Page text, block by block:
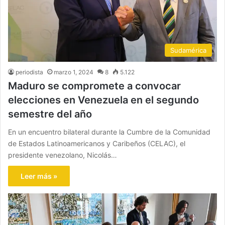
Sudamérica
periodista marzo 1, 2024 8 5.122
Maduro se compromete a convocar
elecciones en Venezuela en el segundo
semestre del año
En un encuentro bilateral durante la Cumbre de la Comunidad
de Estados Latinoamericanos y Caribeños (CELAC), el
presidente venezolano, Nicolás…
Leer más »